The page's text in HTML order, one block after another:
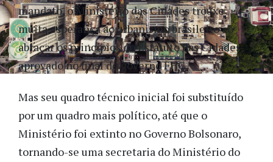
mandato, o Ministério das Cidades trouxe
muita esperança ao urbanismo brasileiro ao
abraçar os princípios do Estatuto das Cidades,
aprovado no final do governo FHC.
Mas seu quadro técnico inicial foi substituído
por um quadro mais político, até que o
Ministério foi extinto no Governo Bolsonaro,
tornando-se uma secretaria do Ministério do